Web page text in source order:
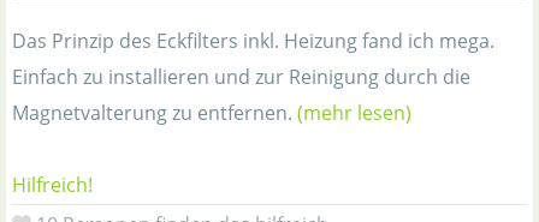
Das Prinzip des Eckfilters inkl. Heizung fand ich mega.
Einfach zu installieren und zur Reinigung durch die
Magnetvalterung zu entfernen. (mehr lesen)
Hilfreich!